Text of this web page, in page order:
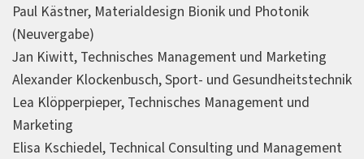
Paul Kästner, Materialdesign Bionik und Photonik
(Neuvergabe)
Jan Kiwitt, Technisches Management und Marketing
Alexander Klockenbusch, Sport- und Gesundheitstechnik
Lea Klöpperpieper, Technisches Management und
Marketing
Elisa Kschiedel, Technical Consulting und Management